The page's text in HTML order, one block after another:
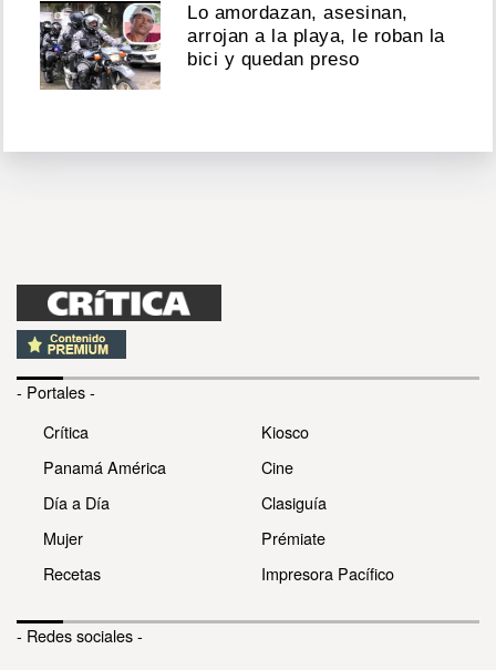
Lo amordazan, asesinan,
arrojan a la playa, le roban la
bici y quedan preso
- Portales -
Crítica
Panamá América
Día a Día
Mujer
Recetas
Kiosco
Cine
Clasiguía
Prémiate
Impresora Pacífico
- Redes sociales -